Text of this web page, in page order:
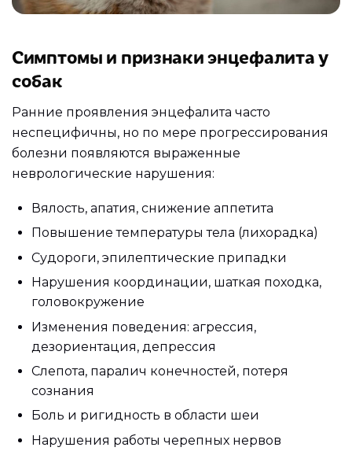
Симптомы и признаки энцефалита у
собак
Ранние проявления энцефалита часто
неспецифичны, но по мере прогрессирования
болезни появляются выраженные
неврологические нарушения:
Вялость, апатия, снижение аппетита
Повышение температуры тела (лихорадка)
Судороги, эпилептические припадки
Нарушения координации, шаткая походка,
головокружение
Изменения поведения: агрессия,
дезориентация, депрессия
Слепота, паралич конечностей, потеря
сознания
Боль и ригидность в области шеи
Нарушения работы черепных нервов